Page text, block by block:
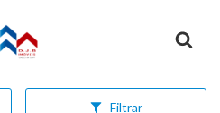
inicial
Filtrar